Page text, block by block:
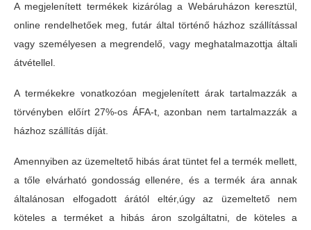
A megjelenített termékek kizárólag a Webáruházon keresztül,
online rendelhetőek meg, futár által történő házhoz szállítással
vagy személyesen a megrendelő, vagy meghatalmazottja általi
átvétellel.
A termékekre vonatkozóan megjelenített árak tartalmazzák a
törvényben előírt 27%-os ÁFA-t, azonban nem tartalmazzák a
házhoz szállítás díját.
Amennyiben az üzemeltető hibás árat tüntet fel a termék mellett,
a tőle elvárható gondosság ellenére, és a termék ára annak
általánosan elfogadott árától eltér,úgy az üzemeltető nem
köteles a terméket a hibás áron szolgáltatni, de köteles a